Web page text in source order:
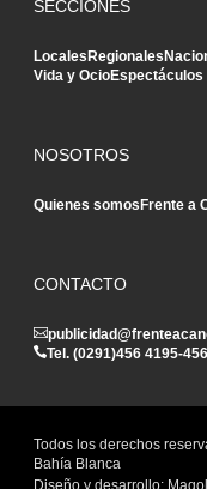
SECCIONES
LocalesRegionales
Vida y OcioEspectáculos
NOSOTROS
Quienes somosFrente a
CONTACTO
Tel. (0291)456 4195-
Todos los derechos
Bahía Blanca
Diseño y desarrollo: